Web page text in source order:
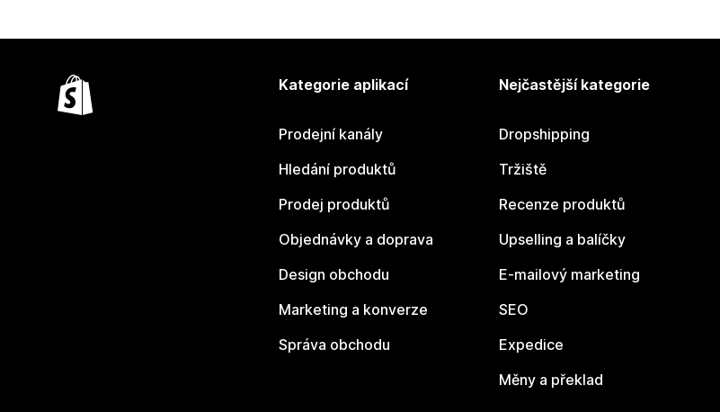
Kategorie aplikací
Prodejní kanály
Hledání produktů
Prodej produktů
Objednávky a doprava
Design obchodu
Marketing a konverze
Správa obchodu
Nejčastější kategorie
Dropshipping
Tržiště
Recenze produktů
Upselling a balíčky
E-mailový marketing
SEO
Expedice
Měny a překlad